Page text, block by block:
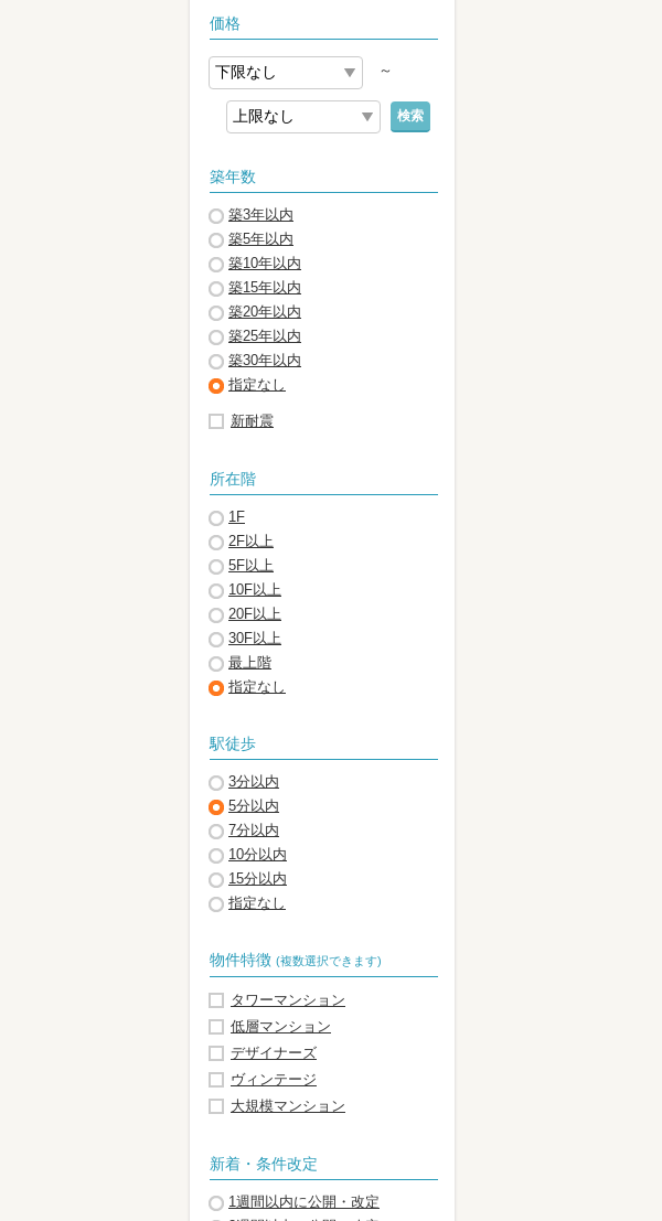
価格
～
検索
築年数
築3年以内
築5年以内
築10年以内
築15年以内
築20年以内
築25年以内
築30年以内
指定なし
新耐震
所在階
1F
2F以上
5F以上
10F以上
20F以上
30F以上
最上階
指定なし
駅徒歩
3分以内
5分以内
7分以内
10分以内
15分以内
指定なし
物件特徴 (複数選択できます)
タワーマンション
低層マンション
デザイナーズ
ヴィンテージ
大規模マンション
新着・条件改定
1週間以内に公開・改定